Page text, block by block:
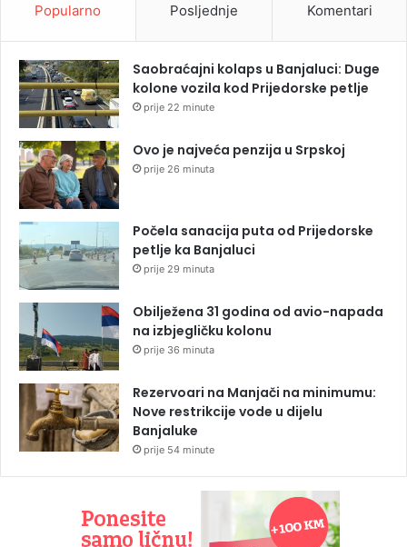
Popularno Posljednje Komentari
Saobraćajni kolaps u Banjaluci: Duge
kolone vozila kod Prijedorske petlje
prije 22 minute
Ovo je najveća penzija u Srpskoj
prije 26 minuta
Počela sanacija puta od Prijedorske
petlje ka Banjaluci
prije 29 minuta
Obilježena 31 godina od avio-napada
na izbjegličku kolonu
prije 36 minuta
Rezervoari na Manjači na minimumu:
Nove restrikcije vode u dijelu
Banjaluke
prije 54 minute